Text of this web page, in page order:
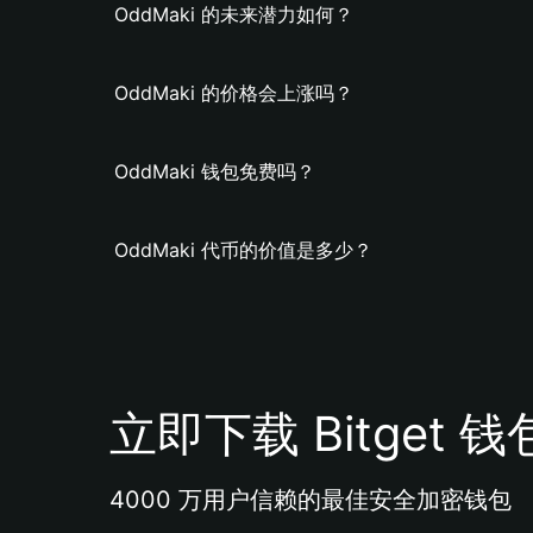
OddMaki 的未来潜力如何？
OddMaki 的价格会上涨吗？
OddMaki 钱包免费吗？
OddMaki 代币的价值是多少？
立即下载 Bitget 钱
4000 万用户信赖的最佳安全加密钱包